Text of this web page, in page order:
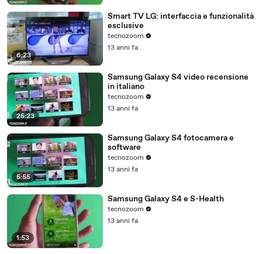
6:23
Smart TV LG: interfaccia e funzionalità
esclusive
tecnozoom
13 anni fa
25:23
Samsung Galaxy S4 video recensione
in italiano
tecnozoom
13 anni fa
5:55
Samsung Galaxy S4 fotocamera e
software
tecnozoom
13 anni fa
1:53
Samsung Galaxy S4 e S-Health
tecnozoom
13 anni fa